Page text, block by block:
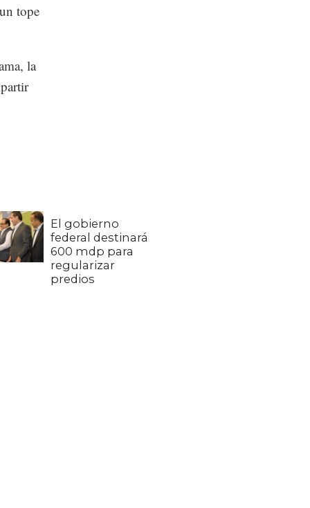
tope
la
El gobierno
federal destinará
600 mdp para
regularizar
predios